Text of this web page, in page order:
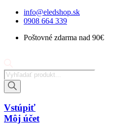
Preskočiťinfo@eledshop.sk
0908 664 339
Poštovné zdarma nad 90€
Products
search
Vstúpiť
Môj účet